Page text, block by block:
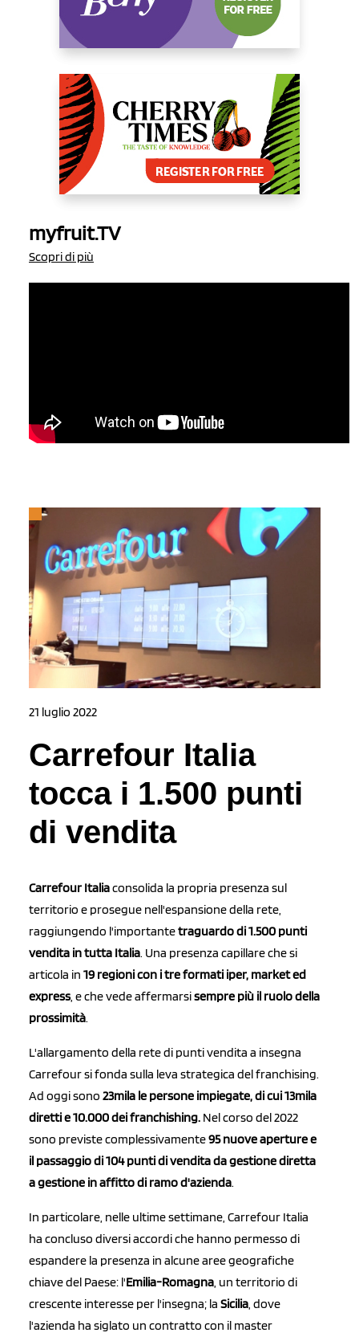
myfruit.TV
Scopri di più
21 luglio 2022
Carrefour Italia
tocca i 1.500 punti
di vendita
Carrefour Italiaconsolida la propria presenza sul
territorio e prosegue nell'espansione della rete,
raggiungendo l'importantetraguardo di 1.500 punti
vendita in tutta Italia. Una presenza capillare che si
articola in 19 regioni con i tre formati iper, market ed
express, e che vede affermarsisempre più il ruolo della
prossimità.
L'allargamento della rete di punti vendita a insegna
Carrefour si fonda sulla leva strategica del franchising.
Ad oggi sono 23mila le persone impiegate,di cui 13mila
diretti e 10.000 dei franchishing. Nel corso del 2022
sono previste complessivamente95 nuove aperture e
il passaggio di 104 punti di vendita da gestione diretta
a gestione in affitto di ramo d'azienda.
In particolare, nelle ultime settimane, Carrefour Italia
ha concluso diversi accordi che hanno permesso di
espandere la presenza in alcune aree geografiche
chiave del Paese: l'Emilia-Romagna, un territorio di
crescente interesse per l'insegna; la Sicilia, dove
l'azienda ha siglato un contratto con il master